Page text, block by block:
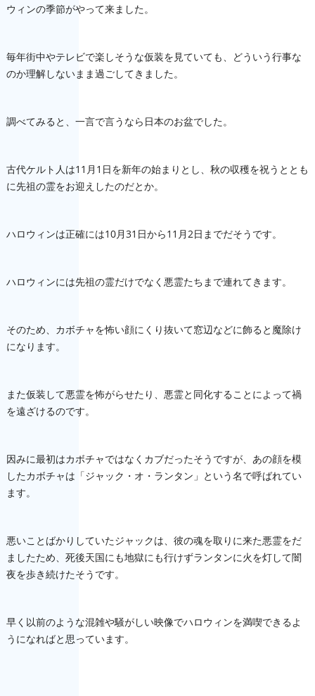
ウィンの季節がやって来ました。
毎年街中やテレビで楽しそうな仮装を見ていても、
どういう行事な
のか理解しないまま過ごしてきました。
調べてみると、一言で言うなら日本のお盆でした。
古代ケルト人は11月1日を新年の始まりとし、 秋の収穫を祝うととも
に先祖の霊をお迎えしたのだとか。
ハロウィンは正確には10月31日から11月2日までだそうです。
ハロウィンには先祖の霊だけでなく悪霊たちまで連れてきます。
そのため、 カボチャを怖い顔にくり抜いて窓辺などに飾ると魔除け
になります。
また仮装して悪霊を怖がらせたり、 悪霊と同化することによって禍
を遠ざけるのです。
因みに最初はカボチャではなくカブだったそうですが、 あの顔を模
したカボチャは「ジャック・オ・ランタン」 という名で呼ばれてい
ます。
悪いことばかりしていたジャックは、 彼の魂を取りに来た悪霊をだ
ましたため、 死後天国にも地獄にも行けずランタンに火を灯して闇
夜を歩き続けたそうです。
早く以前のような混雑や騒がしい映像でハロウィンを満喫できるよ
うになればと思っています。